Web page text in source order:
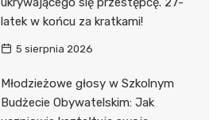
latek w końcu za kratkami!
5 sierpnia 2026
Młodzieżowe głosy w Szkolnym
Budżecie Obywatelskim: Jak